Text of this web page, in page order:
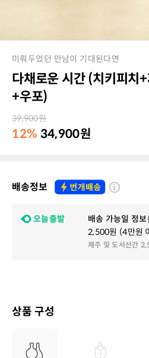
미뤄두었던 만남이 기대된다면
다채로운 시간 (치키피치
+우포)
39,900원
12% 34,900원
배송정보
오늘출발
배송 가능일 정
2,500원 (4만원
제주 및 도서산간
상품 구성